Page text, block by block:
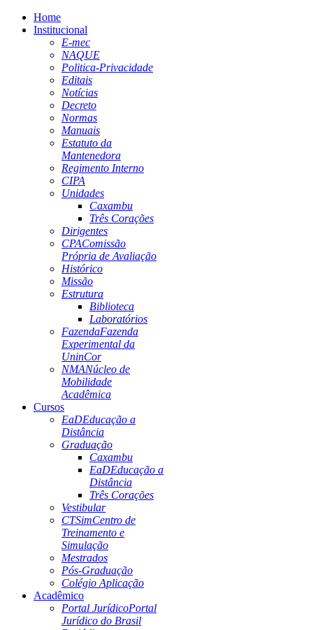
Home
Institucional
E-mec
NAQUE
Politica-Privacidade
Editais
Notícias
Decreto
Normas
Manuais
Estatuto da
Mantenedora
Regimento Interno
CIPA
Unidades
Caxambu
Três Corações
Dirigentes
CPAComissão
Própria de Avaliação
Histórico
Missão
Estrutura
Biblioteca
Laboratórios
FazendaFazenda
Experimental da
UninCor
NMANúcleo de
Mobilidade
Acadêmica
Cursos
EaDEducação a
Distância
Graduação
Caxambu
EaDEducação a
Distância
Três Corações
Vestibular
CTSimCentro de
Treinamento e
Simulação
Mestrados
Pós-Graduação
Colégio Aplicação
Acadêmico
Portal JurídicoPortal
Jurídico do Brasil